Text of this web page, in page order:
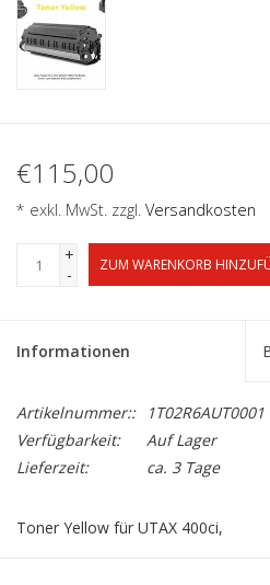
€115,00
* exkl. MwSt. zzgl. Versandkosten
+
-
ZUM WARENKORB
Informationen
Artikelnummer::
1T02R6AUT0001
Verfügbarkeit:
Auf Lager
Lieferzeit:
ca. 3 Tage
Toner Yellow für UTAX 400ci,